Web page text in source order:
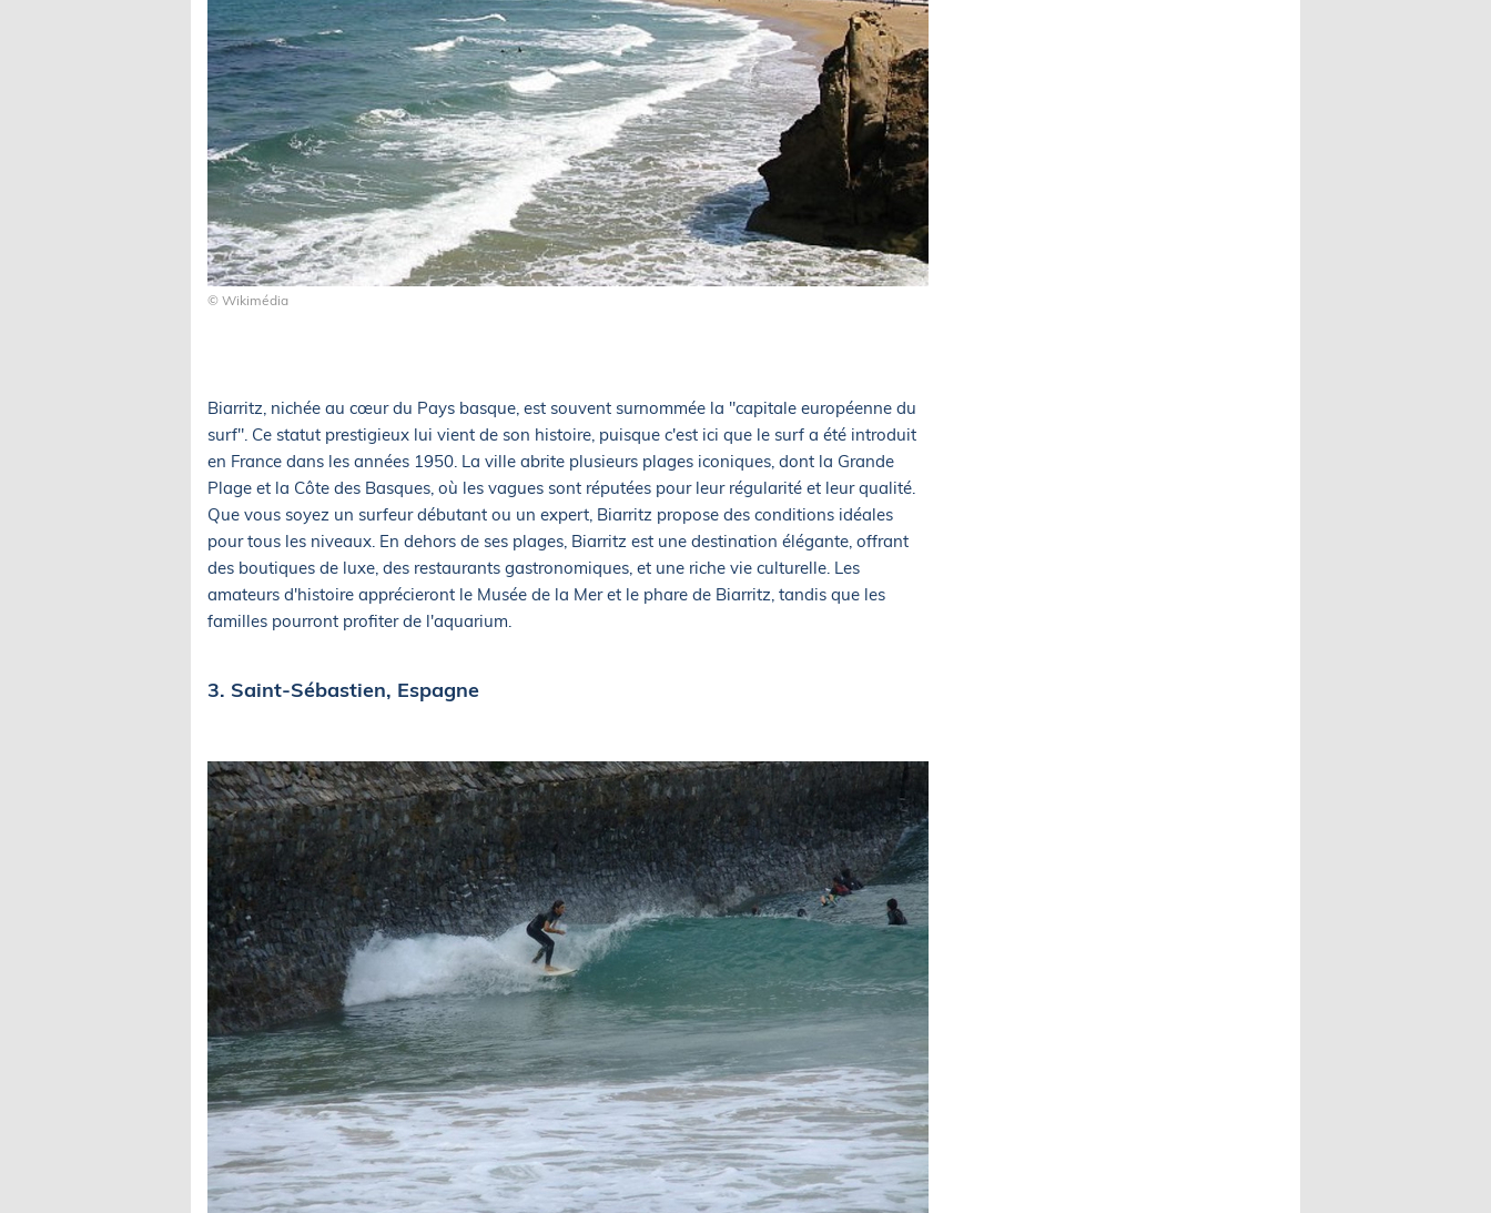
© Wikimédia
Biarritz, nichée au cœur du Pays basque, est souvent surnommée la "capitale européenne du
surf". Ce statut prestigieux lui vient de son histoire, puisque c'est ici que le surf a été introduit
en France dans les années 1950. La ville abrite plusieurs plages iconiques, dont la Grande
Plage et la Côte des Basques, où les vagues sont réputées pour leur régularité et leur qualité.
Que vous soyez un surfeur débutant ou un expert, Biarritz propose des conditions idéales
pour tous les niveaux. En dehors de ses plages, Biarritz est une destination élégante, offrant
des boutiques de luxe, des restaurants gastronomiques, et une riche vie culturelle. Les
amateurs d'histoire apprécieront le Musée de la Mer et le phare de Biarritz, tandis que les
familles pourront profiter de l'aquarium.
3. Saint-Sébastien, Espagne